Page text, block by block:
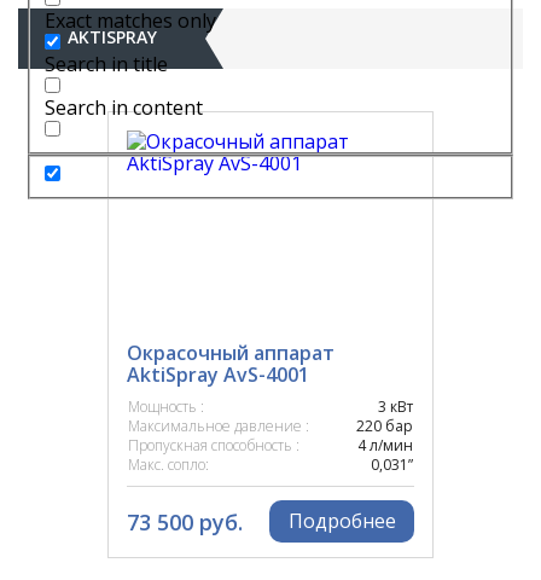
Exact matches only
Search in title
Search in content
AKTISPRAY
Окрасочный аппарат
AktiSpray AvS-4001
Мощность :
3 кВт
Максимальное давление :
220 бар
Пропускная способность :
4 л/мин
Макс. сопло:
0,031”
73 500 руб. Подробнее